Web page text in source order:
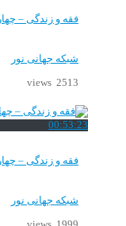
فقه و زندگی – چهارشنبه –
شبکه جهانی نور
2513 views
00:53:23
فقه و زندگی – چهارشنبه،
شبکه جهانی نور